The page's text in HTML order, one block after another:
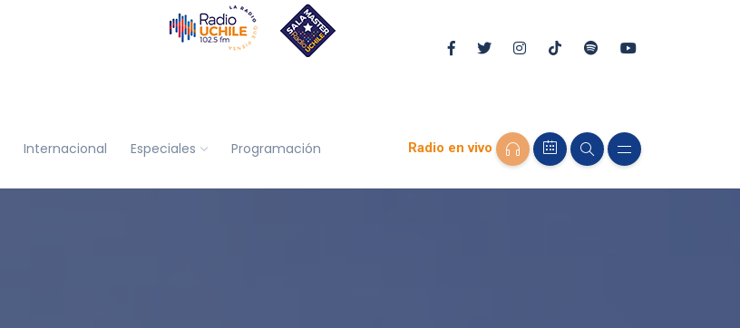
Internacional Especiales Programación Radio en vivo